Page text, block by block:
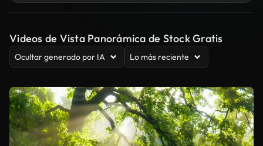
Videos de Vista Panorámica de Stock Gratis
Ocultar generado por IA Lo más reciente